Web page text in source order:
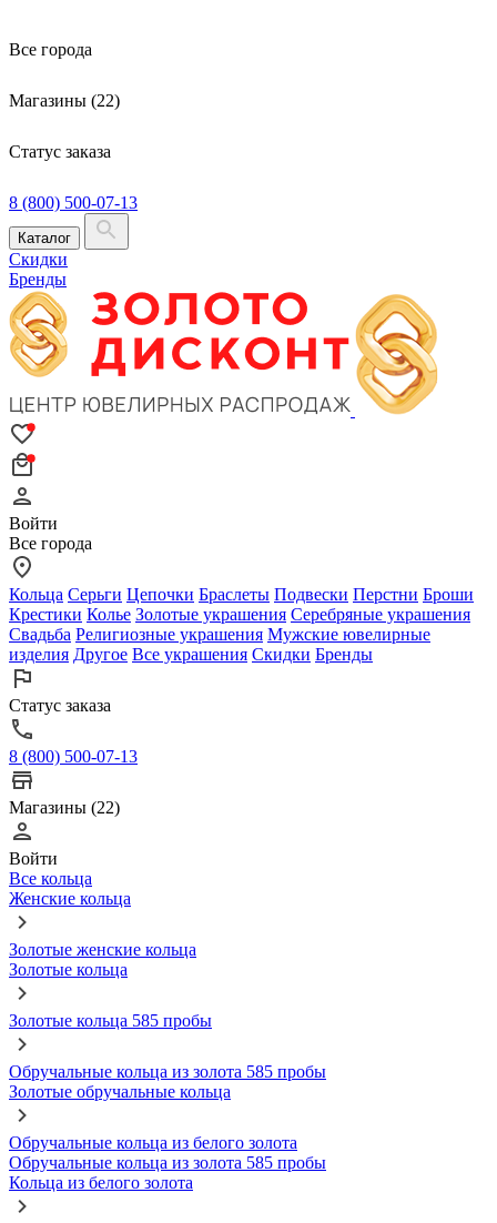
Все города
Магазины (22)
Статус заказа
8 (800) 500-07-13
Каталог
Скидки
Бренды
Войти
Все города
Кольца Серьги Цепочки Браслеты Подвески Перстни Броши
Крестики Колье Золотые украшения Серебряные украшения
Свадьба Религиозные украшения Мужские ювелирные
изделия Другое Все украшения Скидки Бренды
Статус заказа
8 (800) 500-07-13
Магазины (22)
Войти
Все кольца
Женские кольца
Золотые женские кольца
Золотые кольца
Золотые кольца 585 пробы
Обручальные кольца из золота 585 пробы
Золотые обручальные кольца
Обручальные кольца из белого золота
Обручальные кольца из золота 585 пробы
Кольца из белого золота